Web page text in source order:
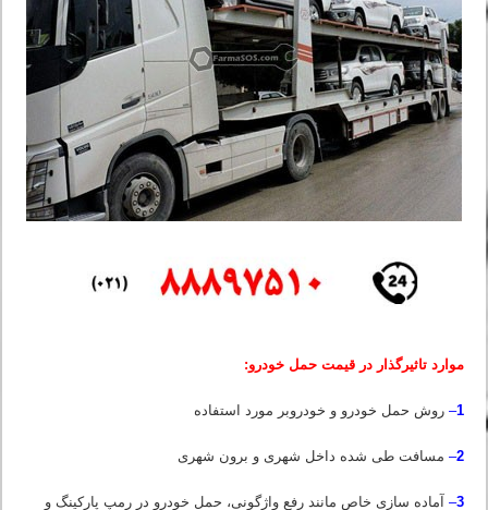
موارد تاثیرگذار در قیمت حمل خودرو:
1
– روش حمل خودرو و خودروبر مورد استفاده
2
– مسافت طی شده داخل شهری و برون شهری
3
– آماده سازی خاص مانند رفع واژگونی، حمل خودرو در رمپ پارکینگ و